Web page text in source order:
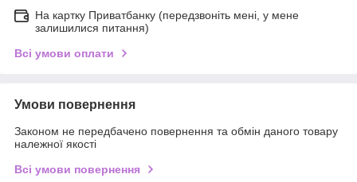
На картку Приватбанку (передзвоніть мені, у мене
залишилися питання)
Всі умови оплати
Умови повернення
Законом не передбачено повернення та обмін даного товару
належної якості
Всі умови повернення